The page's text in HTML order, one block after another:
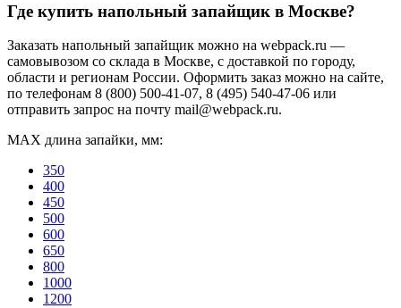
Где купить напольный запайщик в Москве?
Заказать напольный запайщик можно на webpack.ru —
самовывозом со склада в Москве, с доставкой по городу,
области и регионам России. Оформить заказ можно на сайте,
по телефонам 8 (800) 500-41-07, 8 (495) 540-47-06 или
отправить запрос на почту mail@webpack.ru.
МАХ длина запайки, мм:
350
400
450
500
600
650
800
1000
1200